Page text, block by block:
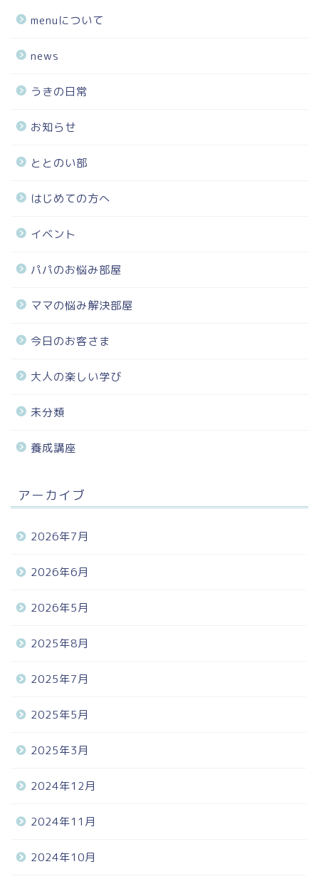
menuについて
news
うきの日常
お知らせ
ととのい部
はじめての方へ
イベント
パパのお悩み部屋
ママの悩み解決部屋
今日のお客さま
大人の楽しい学び
未分類
養成講座
アーカイブ
2026年7月
2026年6月
2026年5月
2025年8月
2025年7月
2025年5月
2025年3月
2024年12月
2024年11月
2024年10月